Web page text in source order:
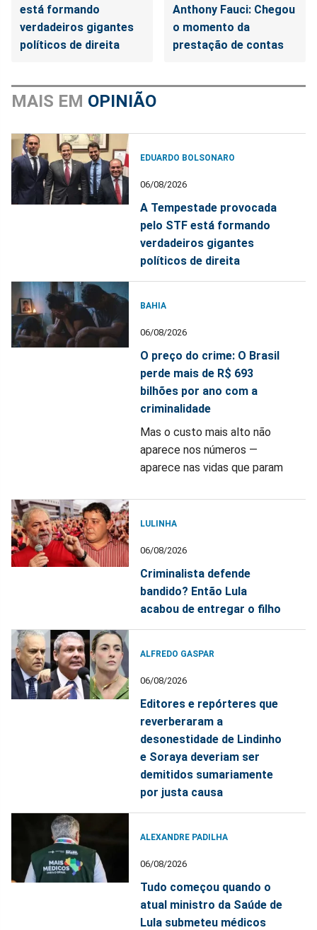
está formando
verdadeiros gigantes
políticos de direita
Anthony Fauci: Chegou
o momento da
prestação de contas
MAIS EM OPINIÃO
EDUARDO BOLSONARO
06/08/2026
A Tempestade provocada
pelo STF está formando
verdadeiros gigantes
políticos de direita
BAHIA
06/08/2026
O preço do crime: O Brasil
perde mais de R$ 693
bilhões por ano com a
criminalidade
Mas o custo mais alto não
aparece nos números —
aparece nas vidas que param
LULINHA
06/08/2026
Criminalista defende
bandido? Então Lula
acabou de entregar o filho
ALFREDO GASPAR
06/08/2026
Editores e repórteres que
reverberaram a
desonestidade de Lindinho
e Soraya deveriam ser
demitidos sumariamente
por justa causa
ALEXANDRE PADILHA
06/08/2026
Tudo começou quando o
atual ministro da Saúde de
Lula submeteu médicos